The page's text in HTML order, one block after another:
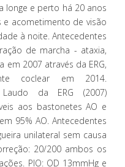
longe e perto há 20 anos
e acometimento de visão
à noite. Antecedentes
de marcha - ataxia,
em 2007 através da ERG,
coclear em 2014.
Laudo da ERG (2007)
aos bastonetes AO e
95% AO. Antecedentes
unilateral sem causa
20/200 ambos os
PIO: OD 13mmHg e